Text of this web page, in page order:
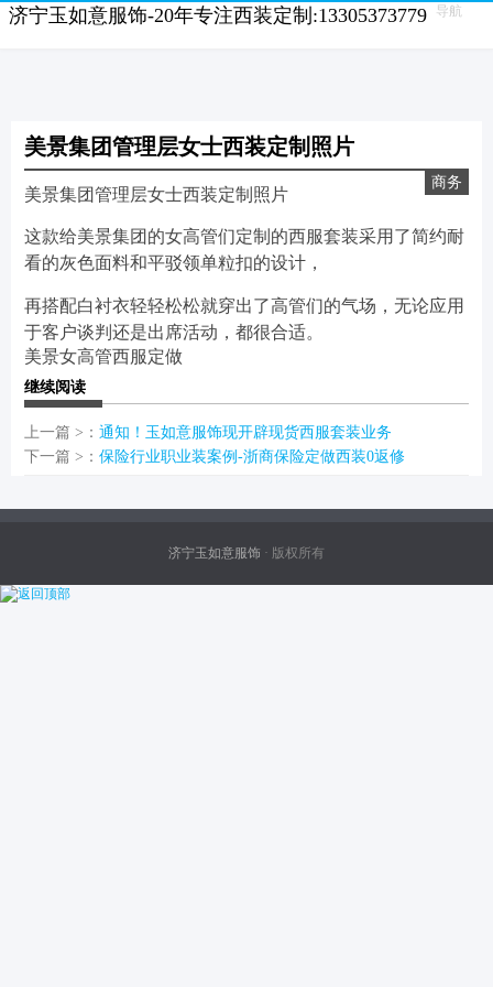
济宁玉如意服饰-20年专注西装定制:13305373779 导航
美景集团管理层女士西装定制照片
商务
美景集团管理层女士西装定制照片
这款给美景集团的女高管们定制的西服套装采用了简约耐
看的灰色面料和平驳领单粒扣的设计，
再搭配白衬衣轻轻松松就穿出了高管们的气场，无论应用
于客户谈判还是出席活动，都很合适。
美景女高管西服定做
继续阅读
上一篇 >： 通知！玉如意服饰现开辟现货西服套装业务
下一篇 >： 保险行业职业装案例-浙商保险定做西装0返修
济宁玉如意服饰 · 版权所有